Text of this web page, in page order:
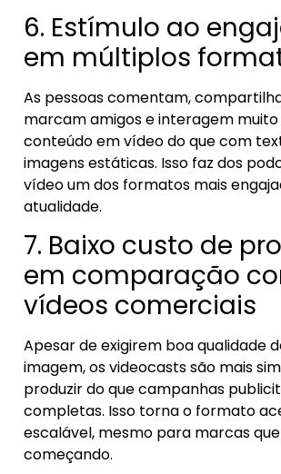
6. Estímulo ao
em múltiplos
As pessoas comentam,
marcam amigos e interagem
conteúdo em vídeo do que com
imagens estáticas. Isso faz dos
vídeo um dos formatos mais
atualidade.
7. Baixo custo de
em comparação
vídeos comerciais
Apesar de exigirem boa qualidade
imagem, os videocasts são mais
produzir do que campanhas
completas. Isso torna o formato
escalável, mesmo para marcas
começando.